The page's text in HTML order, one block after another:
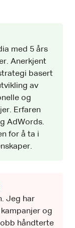
med 5 års
Anerkjent
basert
av
og
Erfaren
AdWords.
for å ta i
Jeg har
og
håndterte